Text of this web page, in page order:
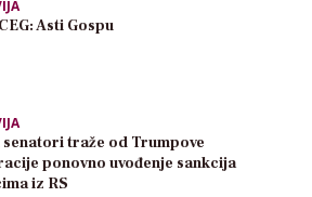
Asti Gospu
traže od Trumpove
ponovno uvođenje sankcija
iz RS